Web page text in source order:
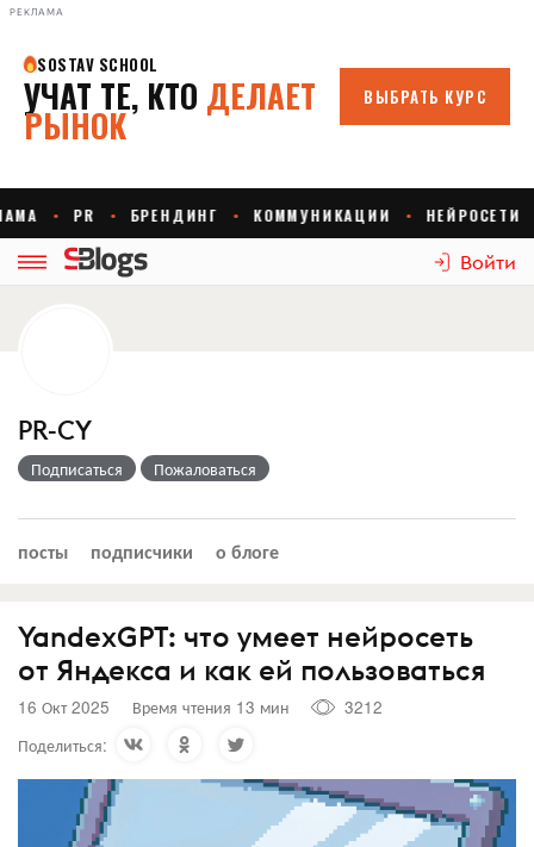
РЕКЛАМА
Войти
PR-CY
Подписаться Пожаловаться
посты подписчики о блоге
YandexGPT: что умеет нейросеть
от Яндекса и как ей пользоваться
16 Окт 2025 Время чтения 13 мин
3212
Поделиться: